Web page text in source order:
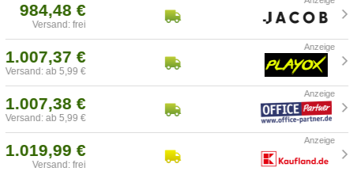
984,48 €
Versand: frei
1.007,37 €
Versand: ab 5,99 €
1.007,38 €
Versand: ab 5,99 €
1.019,99 €
Versand: frei